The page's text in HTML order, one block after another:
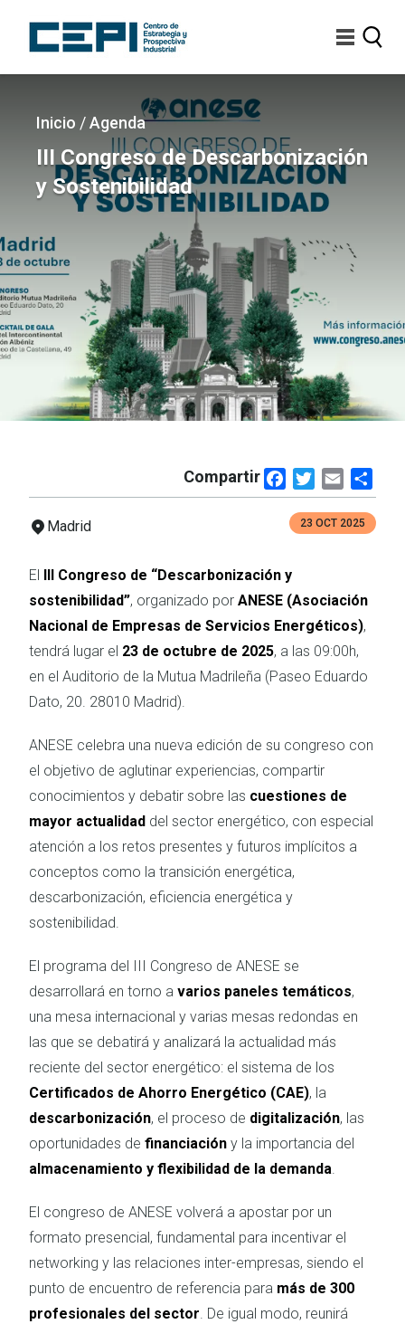
contenido
principal
Sobrescribir
enlaces
ayuda
la
navegación
Inicio /Agenda
III Congreso de Descarbonización
y Sostenibilidad
Compartir FacebookTwitterEmail
Madrid 23 OCT 2025
El
III Congreso de “Descarbonización y
sostenibilidad”, organizado por ANESE (Asociación
Nacional de Empresas de Servicios Energéticos),
tendrá lugar el 23 de octubre de 2025, a las 09:00h,
en el Auditorio de la Mutua Madrileña (Paseo Eduardo
Dato, 20. 28010 Madrid).
ANESE celebra una nueva edición de su congreso con
el objetivo de aglutinar experiencias, compartir
conocimientos y debatir sobre las cuestiones de
mayor actualidad del sector energético, con especial
atención a los retos presentes y futuros implícitos a
conceptos como la transición energética,
descarbonización, eficiencia energética y
sostenibilidad.
El programa del III Congreso de ANESE se
desarrollará en torno a varios paneles temáticos,
una mesa internacional y varias mesas redondas en
las que se debatirá y analizará la actualidad más
reciente del sector energético: el sistema de los
Certificados de Ahorro Energético (CAE), la
descarbonización, el proceso de digitalización, las
oportunidades de financiación y la importancia del
almacenamiento y flexibilidad de la demanda.
El congreso de ANESE volverá a apostar por un
formato presencial, fundamental para incentivar el
networking y las relaciones inter-empresas, siendo el
punto de encuentro de referencia para más de 300
profesionales del sector. De igual modo, reunirá